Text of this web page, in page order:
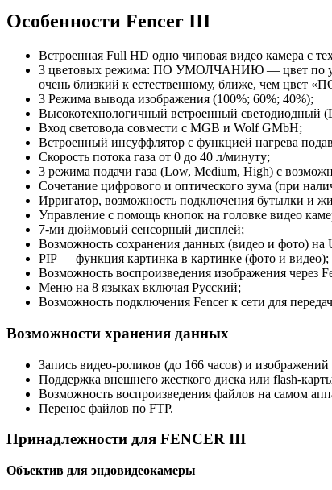
Особенности Fencer III
Встроенная Full HD одно чиповая видео камера с
3 цветовых режима: ПО УМОЛЧАНИЮ — цвет по
очень близкий к естественному, ближе, чем
3 Режима вывода изображения (100%; 60%; 40%);
Высокотехнологичный встроенный светодиодный
Вход световода совмести с MGB и Wolf GMbH;
Встроенный инсуффлятор с функцией нагрева
Скорость потока газа от 0 до 40 л/минуту;
3 режима подачи газа (Low, Medium, High) с
Сочетание цифрового и оптического зума (при
Ирригатор, возможность подключения бутылки и
Управление с помощь кнопок на головке видео
7-ми дюймовый сенсорный дисплей;
Возможность сохранения данных (видео и фото) на
PIP — функция картинка в картинке (фото и видео);
Возможность воспроизведения изображения через
Меню на 8 языках включая Русский;
Возможность подключения Fencer к сети для
Возможности хранения данных
Запись видео-роликов (до 166 часов) и
Поддержка внешнего жесткого диска или flash-
Возможность воспроизведения файлов на самом
Перенос файлов по FTP.
Принадлежности для FENCER III
Объектив для эндовидеокамеры